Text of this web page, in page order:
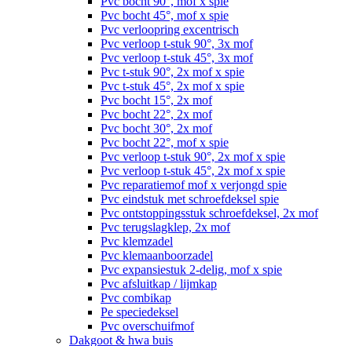
Pvc bocht 45°, mof x spie
Pvc verloopring excentrisch
Pvc verloop t-stuk 90°, 3x mof
Pvc verloop t-stuk 45°, 3x mof
Pvc t-stuk 90°, 2x mof x spie
Pvc t-stuk 45°, 2x mof x spie
Pvc bocht 15°, 2x mof
Pvc bocht 22°, 2x mof
Pvc bocht 30°, 2x mof
Pvc bocht 22°, mof x spie
Pvc verloop t-stuk 90°, 2x mof x spie
Pvc verloop t-stuk 45°, 2x mof x spie
Pvc reparatiemof mof x verjongd spie
Pvc eindstuk met schroefdeksel spie
Pvc ontstoppingsstuk schroefdeksel, 2x mof
Pvc terugslagklep, 2x mof
Pvc klemzadel
Pvc klemaanboorzadel
Pvc expansiestuk 2-delig, mof x spie
Pvc afsluitkap / lijmkap
Pvc combikap
Pe speciedeksel
Pvc overschuifmof
Dakgoot & hwa buis